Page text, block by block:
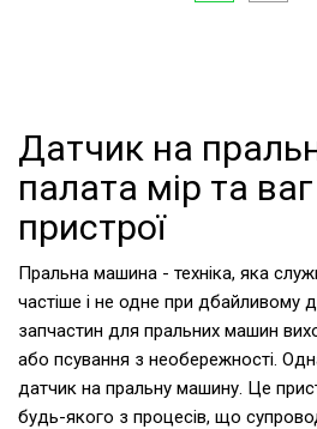
Датчик на
палата мір та
пристрої
Пральна машина - техніка, яка
частіше і не одне при дбайливому
запчастин для пральних машин
або псування з необережності.
датчик на пральну машину. Це
будь-якого з процесів, що